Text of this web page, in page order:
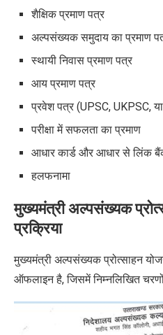
शैक्षिक प्रमाण पत्र
अल्पसंख्यक समुदाय का प्रमाण
स्थायी निवास प्रमाण पत्र
आय प्रमाण पत्र
प्रवेश पत्र (UPSC, UKPSC,
परीक्षा में सफलता का प्रमाण
आधार कार्ड और आधारसेलिंक
हलफनामा
मुख्यमंत्री अल्पसंख्यक
प्रक्रिया
मुख्यमंत्री अल्पसंख्यक प्रोत्साहन
ऑफलाइन है, जिसमें निम्नलिखित